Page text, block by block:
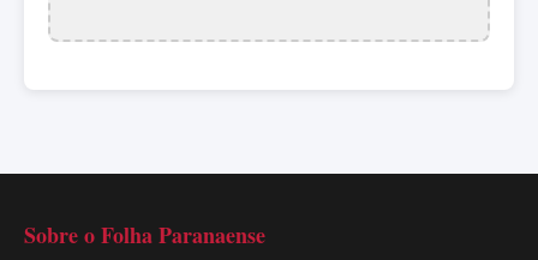
Sobre o Folha Paranaense